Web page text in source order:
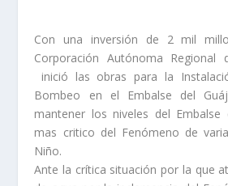
Con una inversión de 2 mil
Corporación Autónoma Regional
inició las obras para la
Bombeo en el Embalse del
mantener los niveles del
mas critico del Fenómeno de
Niño.
Ante la crítica situación por la que